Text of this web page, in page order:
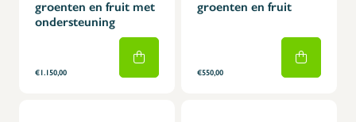
groenten en fruit met
ondersteuning
€1.150,00
groenten en fruit
€550,00